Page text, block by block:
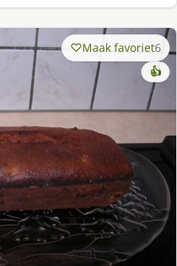
Maak favoriet6
👍